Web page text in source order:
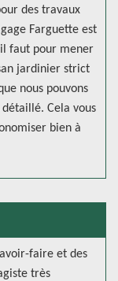
des travaux
Farguette est
faut pour mener
jardinier strict
nous pouvons
Cela vous
bien à
faire et des
très